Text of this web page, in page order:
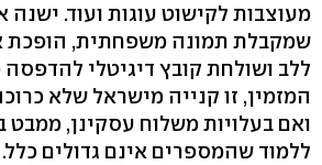
מעוצבות לקישוט עוגות ועוד. ישנה
שמקבלת תמונה משפחתית, הופכת
ללב ושולחת קובץ דיגיטלי להדפסה
המזמין, זו קנייה מישראל שלא
ואם בעלויות משלוח עסקינן,
ללמוד שהמספרים אינם גדולים